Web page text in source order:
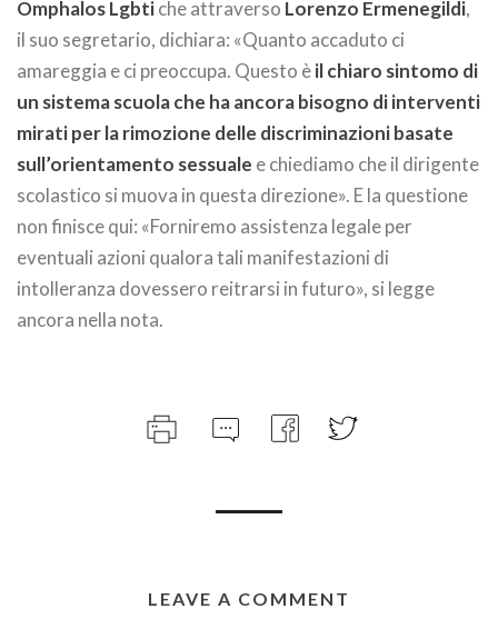
Omphalos Lgbtiche attraverso Lorenzo Ermenegildi,
il suo segretario, dichiara: «Quanto accaduto ci
amareggia e ci preoccupa. Questo èil chiaro sintomo di
un sistema scuola che ha ancora bisogno di interventi
mirati per la rimozione delle discriminazioni basate
sull’orientamento sessuale e chiediamo che il dirigente
scolastico si muova in questa direzione». E la questione
non finisce qui: «Forniremo assistenza legale per
eventuali azioni qualora tali manifestazioni di
intolleranza dovessero reitrarsi in futuro», si legge
ancora nella nota.
LEAVE A COMMENT